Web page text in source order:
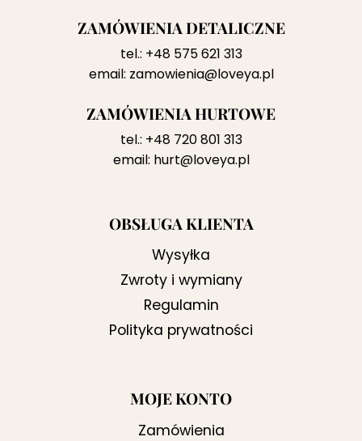
ZAMÓWIENIA DETALICZNE
tel.: +48 575 621 313
email: zamowienia@loveya.pl
ZAMÓWIENIA HURTOWE
tel.: +48 720 801 313
email: hurt@loveya.pl
OBSŁUGA KLIENTA
Wysyłka
Zwroty i wymiany
Regulamin
Polityka prywatności
MOJE KONTO
Zamówienia